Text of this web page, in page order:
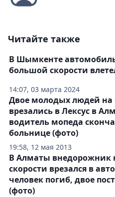
Читайте также
14:07, 03 марта 2024
В Шымкенте
большой скорости
19:58, 12 мая 2013
Двое молодых людей на
врезались в Лексус в
водитель мопеда
больнице (фото)
В Алматы внедорожник
скорости врезался в
человек погиб, двое
(фото)